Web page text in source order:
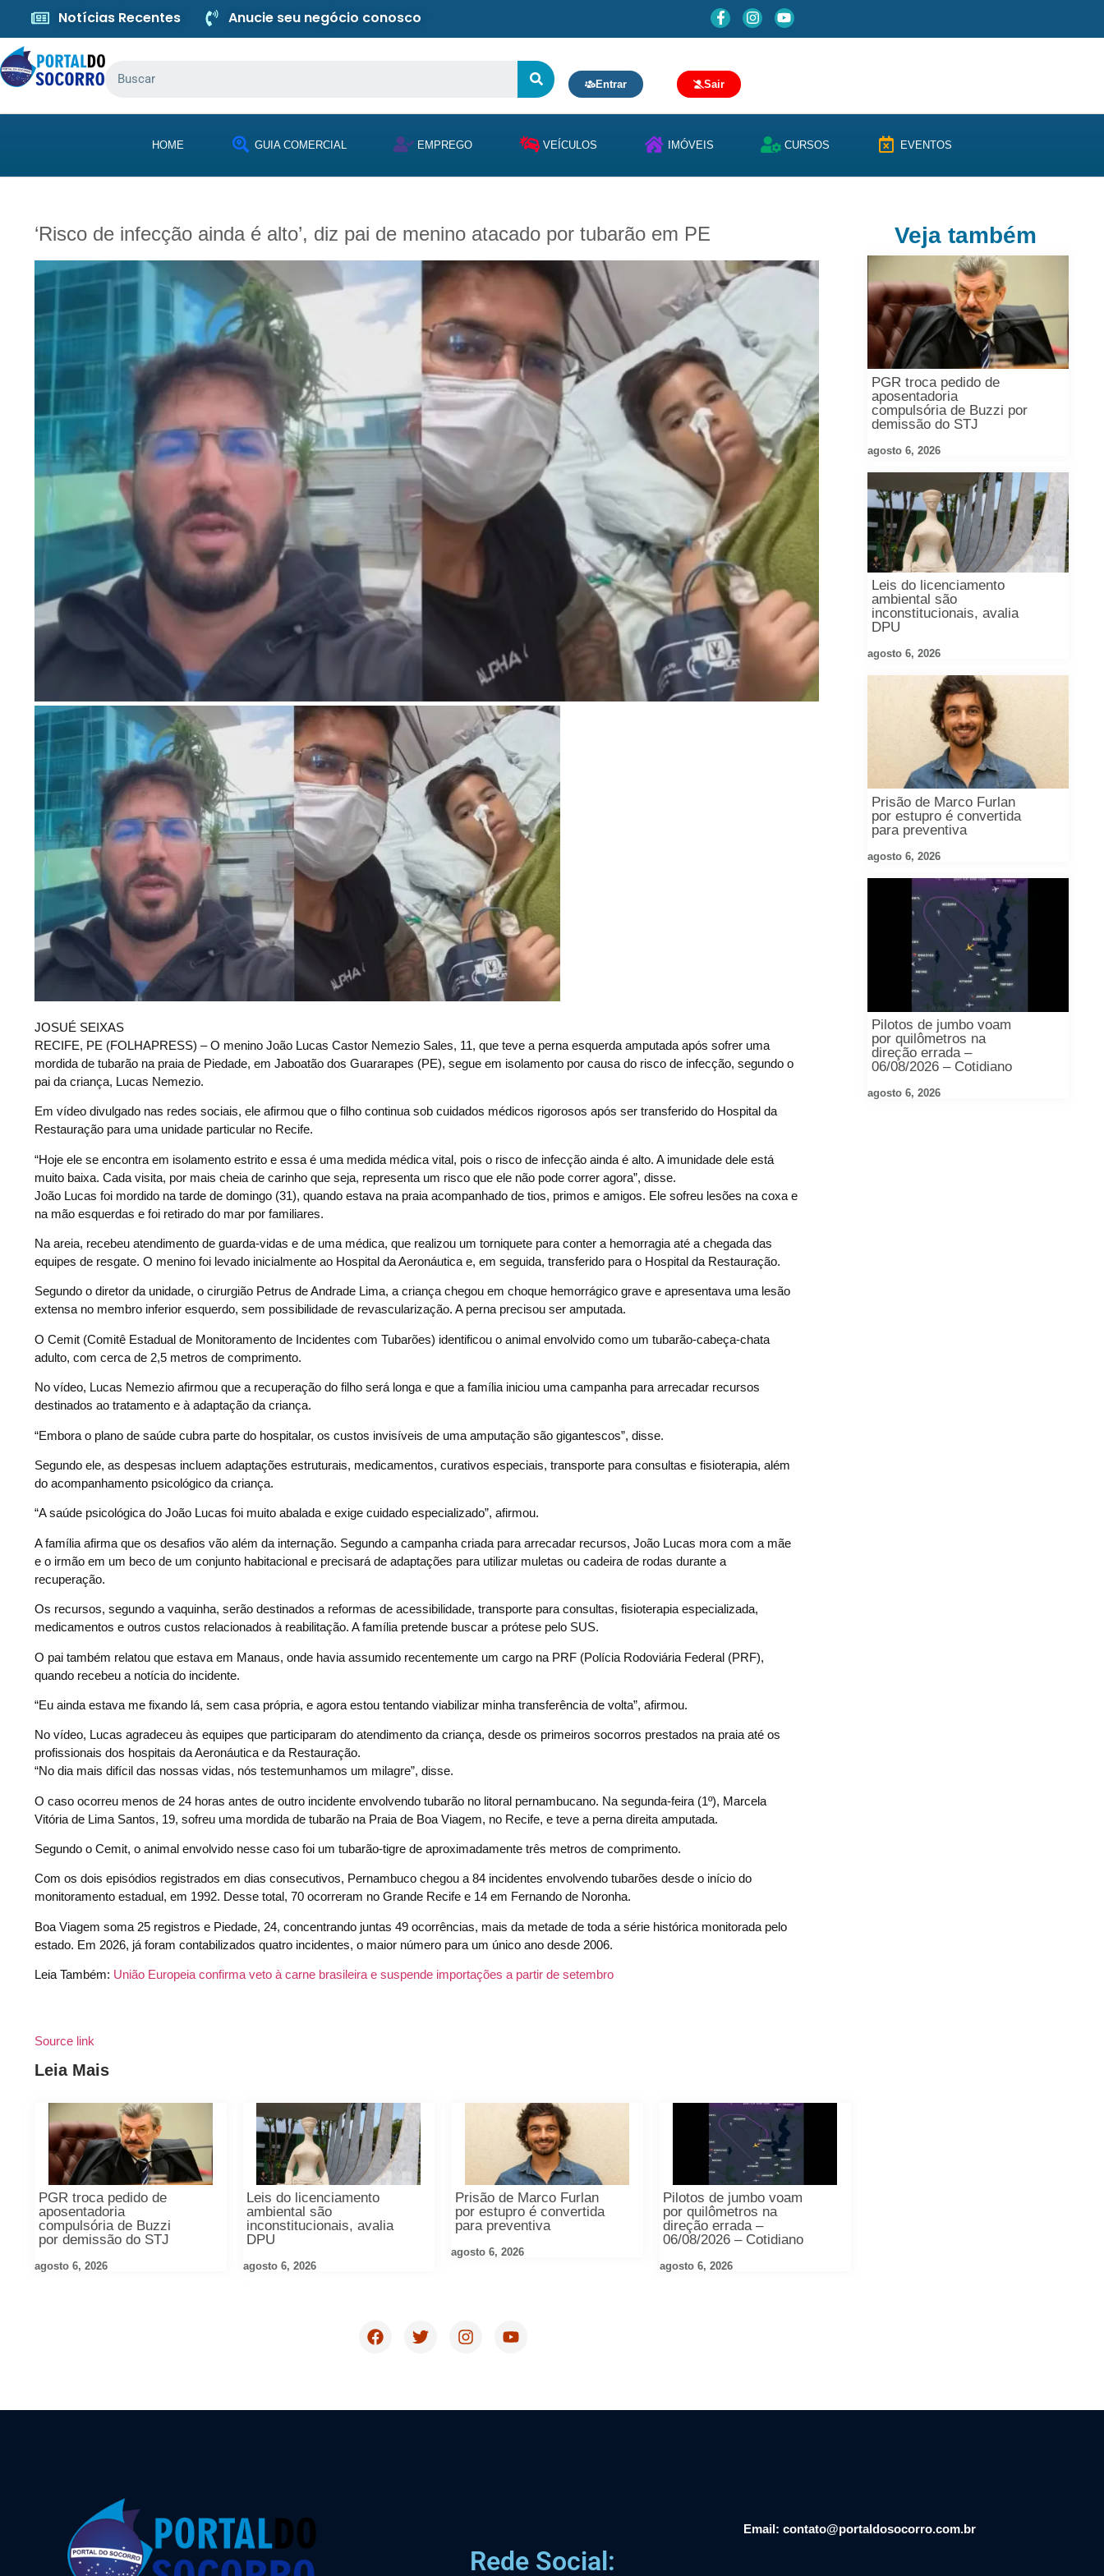
Notícias Recentes Anucie seu negócio conosco
Entrar Sair
HOME GUIA COMERCIAL EMPREGO VEÍCULOS IMÓVEIS CURSOS EVENTOS
‘Risco de infecção ainda é alto’, diz pai de menino atacado por tubarão em PE
JOSUÉ SEIXAS
RECIFE, PE (FOLHAPRESS) – O menino João Lucas Castor Nemezio Sales, 11, que teve a perna esquerda amputada após sofrer uma
mordida de tubarão na praia de Piedade, em Jaboatão dos Guararapes (PE), segue em isolamento por causa do risco de infecção, segundo o
pai da criança, Lucas Nemezio.
Em vídeo divulgado nas redes sociais, ele afirmou que o filho continua sob cuidados médicos rigorosos após ser transferido do Hospital da
Restauração para uma unidade particular no Recife.
“Hoje ele se encontra em isolamento estrito e essa é uma medida médica vital, pois o risco de infecção ainda é alto. A imunidade dele está
muito baixa. Cada visita, por mais cheia de carinho que seja, representa um risco que ele não pode correr agora”, disse.
João Lucas foi mordido na tarde de domingo (31), quando estava na praia acompanhado de tios, primos e amigos. Ele sofreu lesões na coxa e
na mão esquerdas e foi retirado do mar por familiares.
Na areia, recebeu atendimento de guarda-vidas e de uma médica, que realizou um torniquete para conter a hemorragia até a chegada das
equipes de resgate. O menino foi levado inicialmente ao Hospital da Aeronáutica e, em seguida, transferido para o Hospital da Restauração.
Segundo o diretor da unidade, o cirurgião Petrus de Andrade Lima, a criança chegou em choque hemorrágico grave e apresentava uma lesão
extensa no membro inferior esquerdo, sem possibilidade de revascularização. A perna precisou ser amputada.
O Cemit (Comitê Estadual de Monitoramento de Incidentes com Tubarões) identificou o animal envolvido como um tubarão-cabeça-chata
adulto, com cerca de 2,5 metros de comprimento.
No vídeo, Lucas Nemezio afirmou que a recuperação do filho será longa e que a família iniciou uma campanha para arrecadar recursos
destinados ao tratamento e à adaptação da criança.
“Embora o plano de saúde cubra parte do hospitalar, os custos invisíveis de uma amputação são gigantescos”, disse.
Segundo ele, as despesas incluem adaptações estruturais, medicamentos, curativos especiais, transporte para consultas e fisioterapia, além
do acompanhamento psicológico da criança.
“A saúde psicológica do João Lucas foi muito abalada e exige cuidado especializado”, afirmou.
A família afirma que os desafios vão além da internação. Segundo a campanha criada para arrecadar recursos, João Lucas mora com a mãe
e o irmão em um beco de um conjunto habitacional e precisará de adaptações para utilizar muletas ou cadeira de rodas durante a
recuperação.
Os recursos, segundo a vaquinha, serão destinados a reformas de acessibilidade, transporte para consultas, fisioterapia especializada,
medicamentos e outros custos relacionados à reabilitação. A família pretende buscar a prótese pelo SUS.
O pai também relatou que estava em Manaus, onde havia assumido recentemente um cargo na PRF (Polícia Rodoviária Federal (PRF),
quando recebeu a notícia do incidente.
“Eu ainda estava me fixando lá, sem casa própria, e agora estou tentando viabilizar minha transferência de volta”, afirmou.
No vídeo, Lucas agradeceu às equipes que participaram do atendimento da criança, desde os primeiros socorros prestados na praia até os
profissionais dos hospitais da Aeronáutica e da Restauração.
“No dia mais difícil das nossas vidas, nós testemunhamos um milagre”, disse.
O caso ocorreu menos de 24 horas antes de outro incidente envolvendo tubarão no litoral pernambucano. Na segunda-feira (1º), Marcela
Vitória de Lima Santos, 19, sofreu uma mordida de tubarão na Praia de Boa Viagem, no Recife, e teve a perna direita amputada.
Segundo o Cemit, o animal envolvido nesse caso foi um tubarão-tigre de aproximadamente três metros de comprimento.
Com os dois episódios registrados em dias consecutivos, Pernambuco chegou a 84 incidentes envolvendo tubarões desde o início do
monitoramento estadual, em 1992. Desse total, 70 ocorreram no Grande Recife e 14 em Fernando de Noronha.
Boa Viagem soma 25 registros e Piedade, 24, concentrando juntas 49 ocorrências, mais da metade de toda a série histórica monitorada pelo
estado. Em 2026, já foram contabilizados quatro incidentes, o maior número para um único ano desde 2006.
Leia Também: União Europeia confirma veto à carne brasileira e suspende importações a partir de setembro
Source link
Leia Mais
PGR troca pedido de
aposentadoria
compulsória de Buzzi
por demissão do STJ
agosto 6, 2026
Leis do licenciamento
ambiental são
inconstitucionais, avalia
DPU
agosto 6, 2026
Prisão de Marco Furlan
por estupro é convertida
para preventiva
agosto 6, 2026
Pilotos de jumbo voam
por quilômetros na
direção errada –
06/08/2026 – Cotidiano
agosto 6, 2026
Veja também
PGR troca pedido de
aposentadoria
compulsória de Buzzi por
demissão do STJ
agosto 6, 2026
Leis do licenciamento
ambiental são
inconstitucionais, avalia
DPU
agosto 6, 2026
Prisão de Marco Furlan
por estupro é convertida
para preventiva
agosto 6, 2026
Pilotos de jumbo voam
por quilômetros na
direção errada –
06/08/2026 – Cotidiano
agosto 6, 2026
Rede Social:
Email: contato@portaldosocorro.com.br